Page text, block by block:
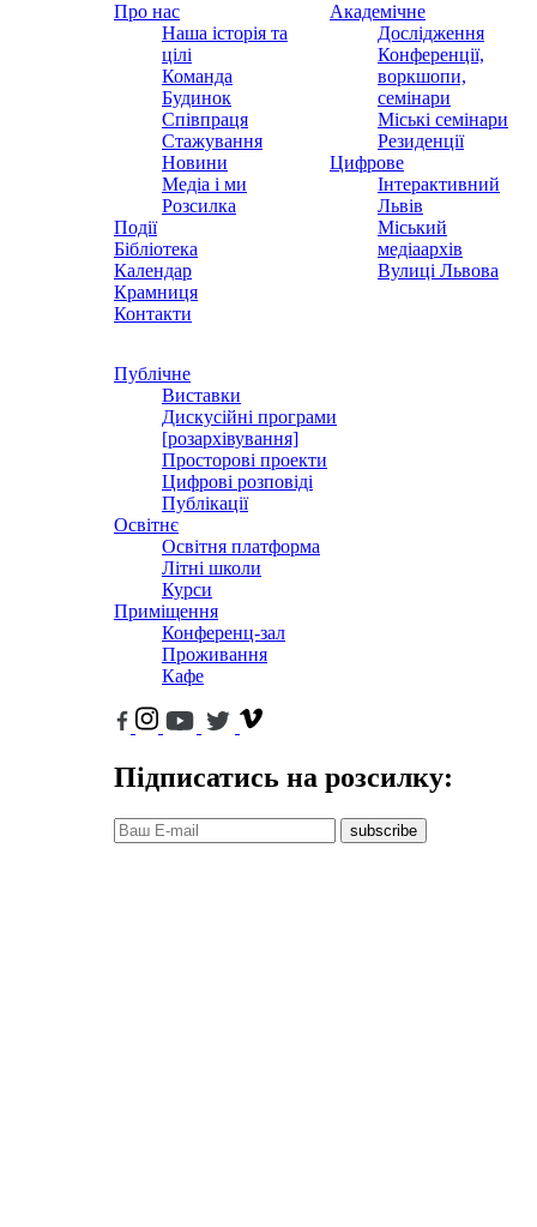
Про нас
Наша історія та
цілі
Команда
Будинок
Співпраця
Стажування
Новини
Медіа і ми
Розсилка
Події
Бібліотека
Календар
Крамниця
Контакти
Академічне
Дослідження
Конференції,
воркшопи,
семінари
Міські семінари
Резиденції
Цифрове
Інтерактивний
Львів
Міський
медіаархів
Вулиці Львова
Публічне
Виставки
Дискусійні програми
[розархівування]
Просторові проекти
Цифрові розповіді
Публікації
Освітнє
Освітня платформа
Літні школи
Курси
Приміщення
Конференц-зал
Проживання
Кафе
Підписатись на розсилку:
subscribe